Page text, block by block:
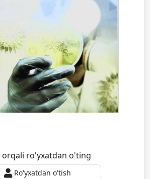
orqali ro'yxatdan o'ting
Ro'yxatdan o'tish